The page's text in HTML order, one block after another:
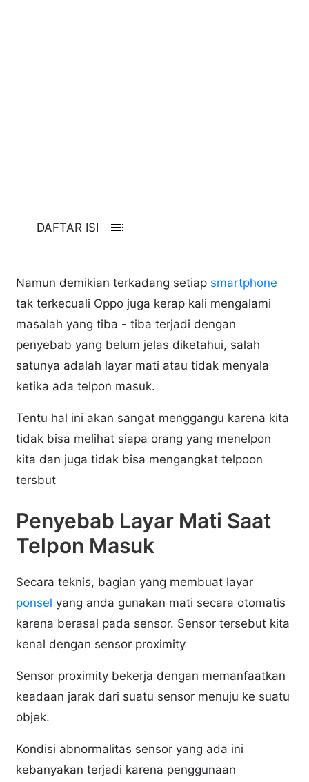
DAFTAR ISI toc
Namun demikian terkadang setiap smartphone
tak terkecuali Oppo juga kerap kali mengalami
masalah yang tiba - tiba terjadi dengan
penyebab yang belum jelas diketahui, salah
satunya adalah layar mati atau tidak menyala
ketika ada telpon masuk.
Tentu hal ini akan sangat menggangu karena kita
tidak bisa melihat siapa orang yang menelpon
kita dan juga tidak bisa mengangkat telpoon
tersbut
Penyebab Layar Mati Saat
Telpon Masuk
Secara teknis, bagian yang membuat layar
ponsel yang anda gunakan mati secara otomatis
karena berasal pada sensor. Sensor tersebut kita
kenal dengan sensor proximity
Sensor proximity bekerja dengan memanfaatkan
keadaan jarak dari suatu sensor menuju ke suatu
objek.
Kondisi abnormalitas sensor yang ada ini
kebanyakan terjadi karena penggunaan